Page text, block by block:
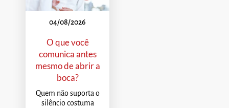
04/08/2026
O que você
comunica antes
mesmo de abrir a
boca?
Quem não suporta o
silêncio costuma